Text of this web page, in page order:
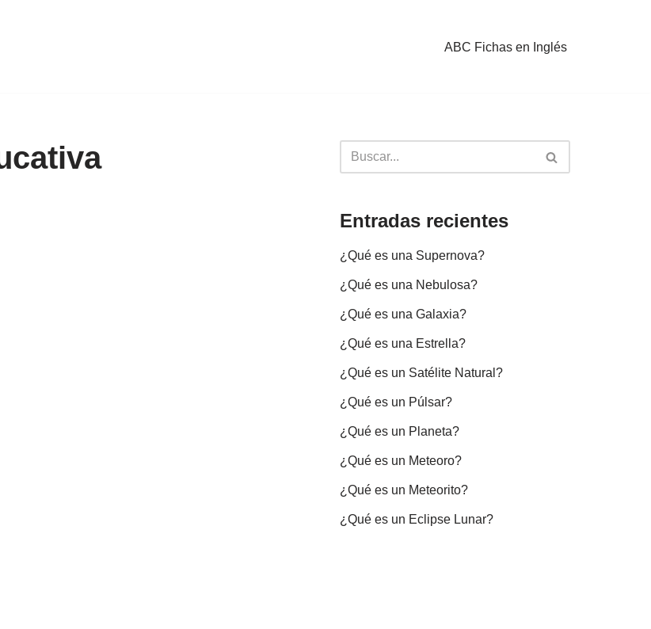
ABC Fichas en Inglés
Entradas recientes
¿Qué es una Supernova?
¿Qué es una Nebulosa?
¿Qué es una Galaxia?
¿Qué es una Estrella?
¿Qué es un Satélite Natural?
¿Qué es un Púlsar?
¿Qué es un Planeta?
¿Qué es un Meteoro?
¿Qué es un Meteorito?
¿Qué es un Eclipse Lunar?